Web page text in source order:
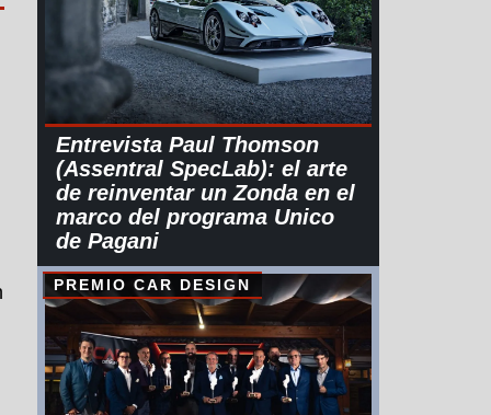
Entrevista Paul Thomson
(Assentral SpecLab): el arte
de reinventar un Zonda en el
marco del programa Unico
de Pagani
PREMIO CAR DESIGN